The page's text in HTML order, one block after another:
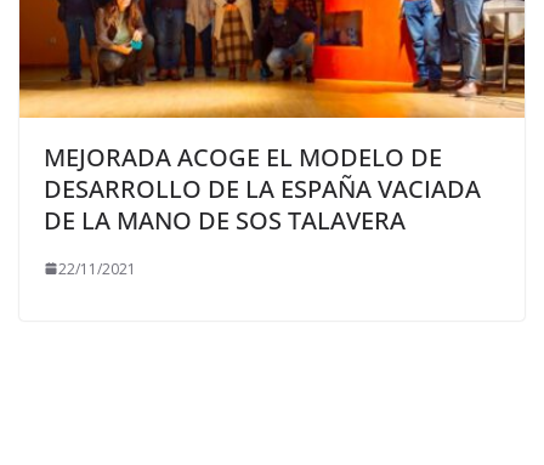
MEJORADA ACOGE EL MODELO DE
DESARROLLO DE LA ESPAÑA VACIADA
DE LA MANO DE SOS TALAVERA
22/11/2021